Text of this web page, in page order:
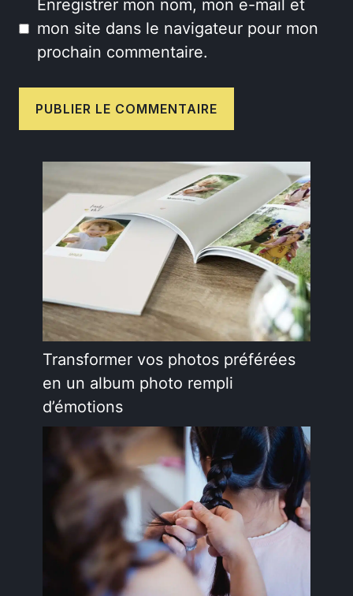
Enregistrer mon nom, mon e-mail et
mon site dans le navigateur pour mon
prochain commentaire.
Transformer vos photos préférées
en un album photo rempli
d’émotions